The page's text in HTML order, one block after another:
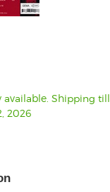
Shipping till
2026